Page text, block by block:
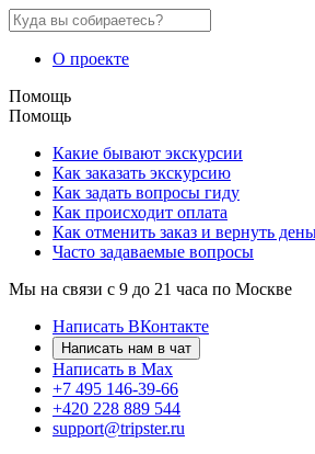
О проекте
Помощь
Помощь
Какие бывают экскурсии
Как заказать экскурсию
Как задать вопросы гиду
Как происходит оплата
Как отменить заказ и вернуть
Часто задаваемые вопросы
Мы на связи с 9 до 21 часа по Москве
Написать ВКонтакте
Написать нам в чат
Написать в Max
+7 495 146-39-66
+420 228 889 544
support@tripster.ru